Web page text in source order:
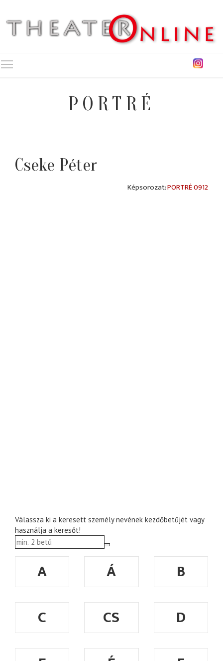
PORTRÉ
Cseke Péter
PORTRÉ 0912
Válassza ki a keresett személy nevének kezdőbetűjét vagy
használja a keresőt!
A Á
B
C
CS
D